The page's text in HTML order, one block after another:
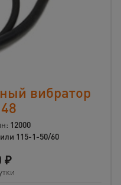
вибратор
12000
115-1-50/60
₽